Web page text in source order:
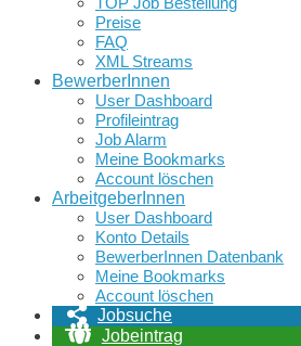
Preise
FAQ
XML Streams
BewerberInnen
User Dashboard
Profileintrag
Job Alarm
Meine Bookmarks
Account löschen
ArbeitgeberInnen
User Dashboard
Konto Details
BewerberInnen Datenbank
Meine Bookmarks
Account löschen
Jobsuche
Jobeintrag